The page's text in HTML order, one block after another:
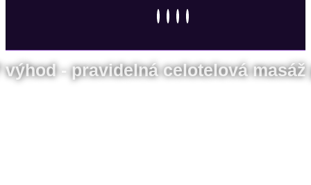
výhod - pravidelná celotelová